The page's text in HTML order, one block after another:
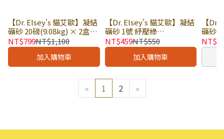
【Dr. Elsey's 貓艾歐】凝結
礦砂 20磅(9.08kg) × 2盒｜
貓砂 凝結砂 美國 艾爾博士
｜紓壓綠 冠軍藍 紫薰桃 無
痕紫 柔嫩粉 多貓家庭適用
｜獨立下單
NT$799NT$1,100
加入購物車
【Dr. Elsey's 貓艾歐】凝結
礦砂 1號 紓壓綠
OUTDOORS透氣舒心 20磅
(9.08kg) × 盒｜貓砂 凝結
砂 美國 艾爾博士
NT$459NT$550
加入購物車
【
礦砂
效除
｜貓
« 1 2 »